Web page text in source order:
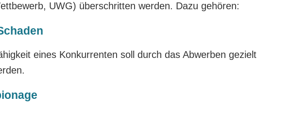
UWG) überschritten werden. Dazu gehören:
eines Konkurrenten soll durch das Abwerben gezielt